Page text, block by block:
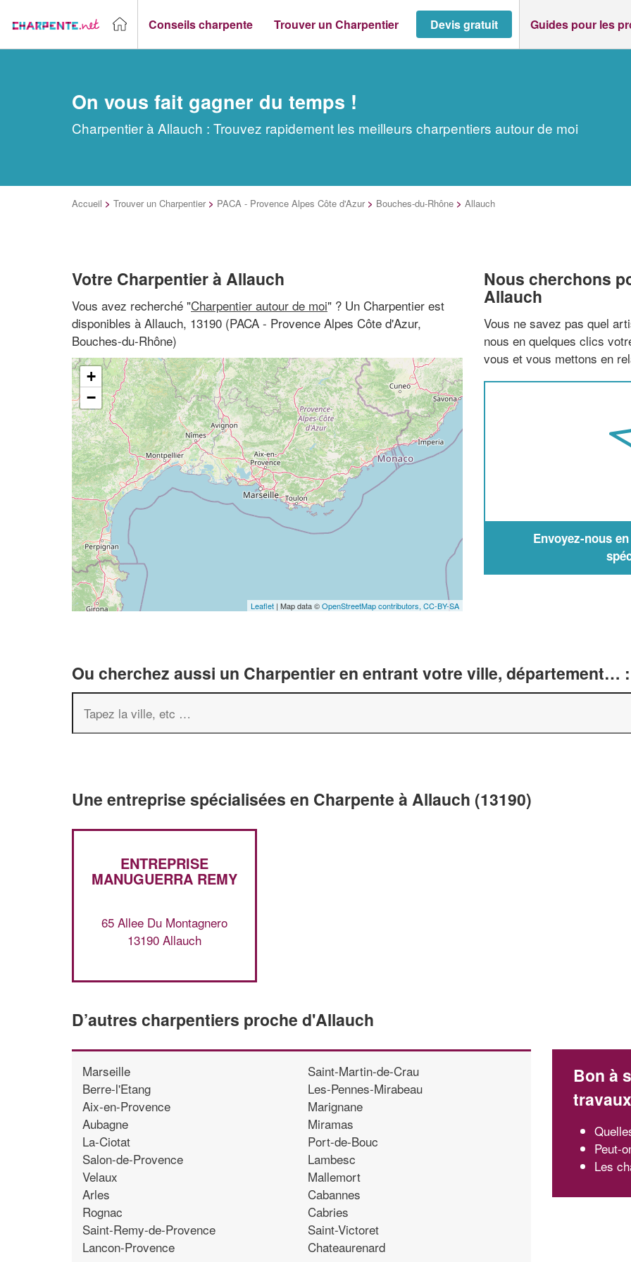
Conseils charpente Trouver un Charpentier Devis gratuit Guides pour les
On vous fait gagner du temps !
Charpentier à Allauch : Trouvez rapidement les meilleurs charpentiers autour de moi
Accueil > Trouver un Charpentier > PACA - Provence Alpes Côte d'Azur > Bouches-du-Rhône > Allauch
Votre Charpentier à Allauch
Vous avez recherché "Charpentier autour de moi" ? Un Charpentier est
disponibles à Allauch, 13190 (PACA - Provence Alpes Côte d'Azur,
Bouches-du-Rhône)
+
−
Leaflet | Map data ©OpenStreetMap contributors, CC-BY-SA
Nous cherchons
Allauch
Vous ne savez pas quel
nous en quelques clics
vous et vous mettons en
Envoyez-nous
Ou cherchez aussi un Charpentier en entrant votre ville, département… :
Une entreprise spécialisées en Charpente à Allauch (13190)
ENTREPRISE
MANUGUERRA REMY
65 Allee Du Montagnero
13190 Allauch
D’autres charpentiers proche d'Allauch
Marseille
Berre-l'Etang
Aix-en-Provence
Aubagne
La-Ciotat
Salon-de-Provence
Velaux
Arles
Rognac
Saint-Remy-de-Provence
Lancon-Provence
Saint-Martin-de-Crau
Les-Pennes-Mirabeau
Marignane
Miramas
Port-de-Bouc
Lambesc
Mallemort
Cabannes
Cabries
Saint-Victoret
Chateaurenard
Bon à
travaux
Peut-
Les